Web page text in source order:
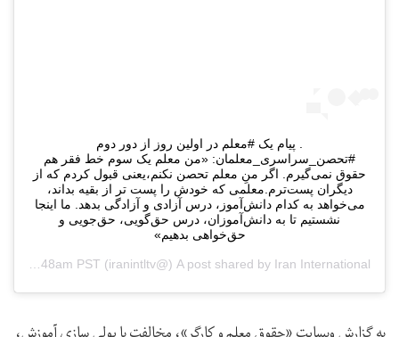
. پیام یک #معلم در اولین روز از دور دوم
#تحصن_سراسری_معلمان: «من معلم یک سوم خط فقر هم
حقوق نمی‌گیرم. اگر منِ معلم تحصن نکنم،یعنی قبول کردم که از
دیگران پست‌ترم.معلمی که خودش را پست ‌تر از بقیه بداند،
می‌خواهد به کدام دانش‌آموز، درس آزادی و آزادگی بدهد. ما اینجا
نشستیم تا به دانش‌آموزان، درس حق‌گویی، حق‌جویی و
حق‌خواهی بدهیم»
A post shared by Iran International
(@iranintltv‏) on
Nov 13, 2018 at 4:48am PST